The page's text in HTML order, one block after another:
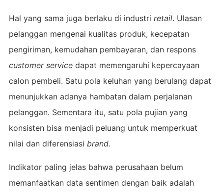
Hal yang sama juga berlaku di industri retail. Ulasan
pelanggan mengenai kualitas produk, kecepatan
pengiriman, kemudahan pembayaran, dan respons
customer servicedapat memengaruhi kepercayaan
calon pembeli. Satu pola keluhan yang berulang dapat
menunjukkan adanya hambatan dalam perjalanan
pelanggan. Sementara itu, satu pola pujian yang
konsisten bisa menjadi peluang untuk memperkuat
nilai dan diferensiasi brand.
Indikator paling jelas bahwa perusahaan belum
memanfaatkan data sentimen dengan baik adalah